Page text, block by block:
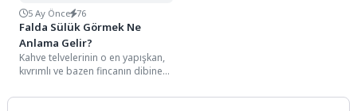
5 Ay Önce 76
Falda Sülük Görmek Ne
Anlama Gelir?
Kahve telvelerinin o en yapışkan,
kıvrımlı ve bazen fincanın dibine